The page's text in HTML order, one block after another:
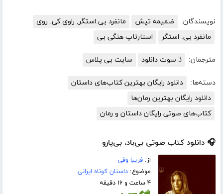
نویسندگان: ضمیمه تپش
مانفرد بی.استگر, راوی کی. روی
مانفرد بی. استگر
استارتاپ هنگی بی
مترجمان: 3 سوت دانلود سایت بی پلاس
دسته‌ها:
دانلود رایگان بهترین کتاب‌های داستان
دانلود رایگان بهترین رمان‌ها
کتاب‌های صوتی رایگان داستان و رمان
🎧 دانلود کتاب صوتی بی‌باد، بی‌پارو
از:فریبا وفی
موضوع:داستان کوتاه ایرانی
۴ ساعت و ۱۶ دقیقه